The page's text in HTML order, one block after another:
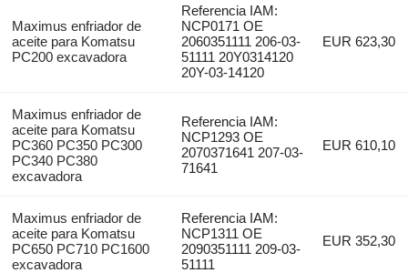
Maximus enfriador de
aceite para Komatsu
PC200 excavadora
Referencia IAM:
NCP0171 OE
2060351111 206-03-
51111 20Y0314120
20Y-03-14120
EUR 623,30
Maximus enfriador de
aceite para Komatsu
PC360 PC350 PC300
PC340 PC380
excavadora
Referencia IAM:
NCP1293 OE
2070371641 207-03-
71641
EUR 610,10
Maximus enfriador de
aceite para Komatsu
PC650 PC710 PC1600
excavadora
Referencia IAM:
NCP1311 OE
2090351111 209-03-
51111
EUR 352,30